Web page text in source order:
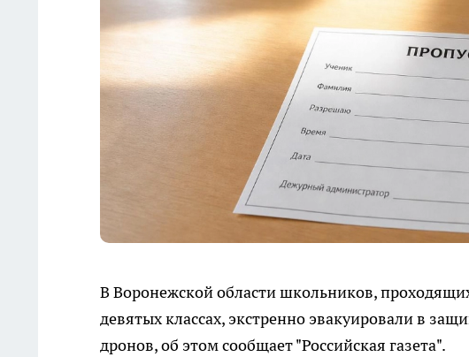
В Воронежской области школьников,
девятых классах, экстренно эвакуировали в
дронов, об этом сообщает "Российская газета".